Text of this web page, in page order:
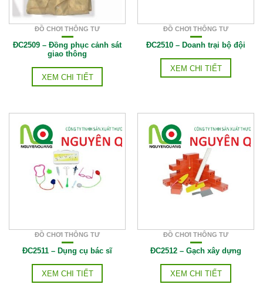
ĐỒ CHƠI THÔNG TƯ
ĐC2509 – Đồng phục cảnh sát
giao thông
XEM CHI TIẾT
ĐỒ CHƠI THÔNG TƯ
ĐC2510 – Doanh trại bộ đội
XEM CHI TIẾT
ĐỒ CHƠI THÔNG TƯ
ĐC2511 – Dụng cụ bác sĩ
XEM CHI TIẾT
ĐỒ CHƠI THÔNG TƯ
ĐC2512 – Gạch xây dựng
XEM CHI TIẾT